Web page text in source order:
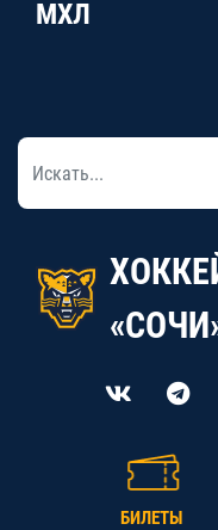
МХЛ
БИЛЕТЫ